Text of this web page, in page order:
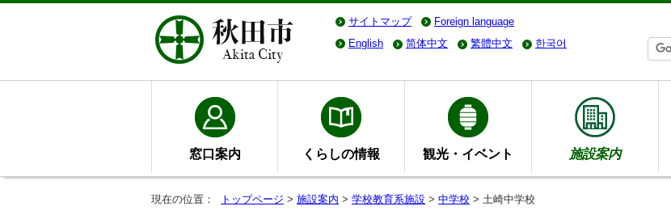
サイトマップ Foreign language
English
简体中文 繁體中文 한국어
窓口案内 くらしの情報 観光・イベント 施設案内
現在の位置： トップページ > 施設案内 > 学校教育系施設 > 中学校 > 土崎中学校